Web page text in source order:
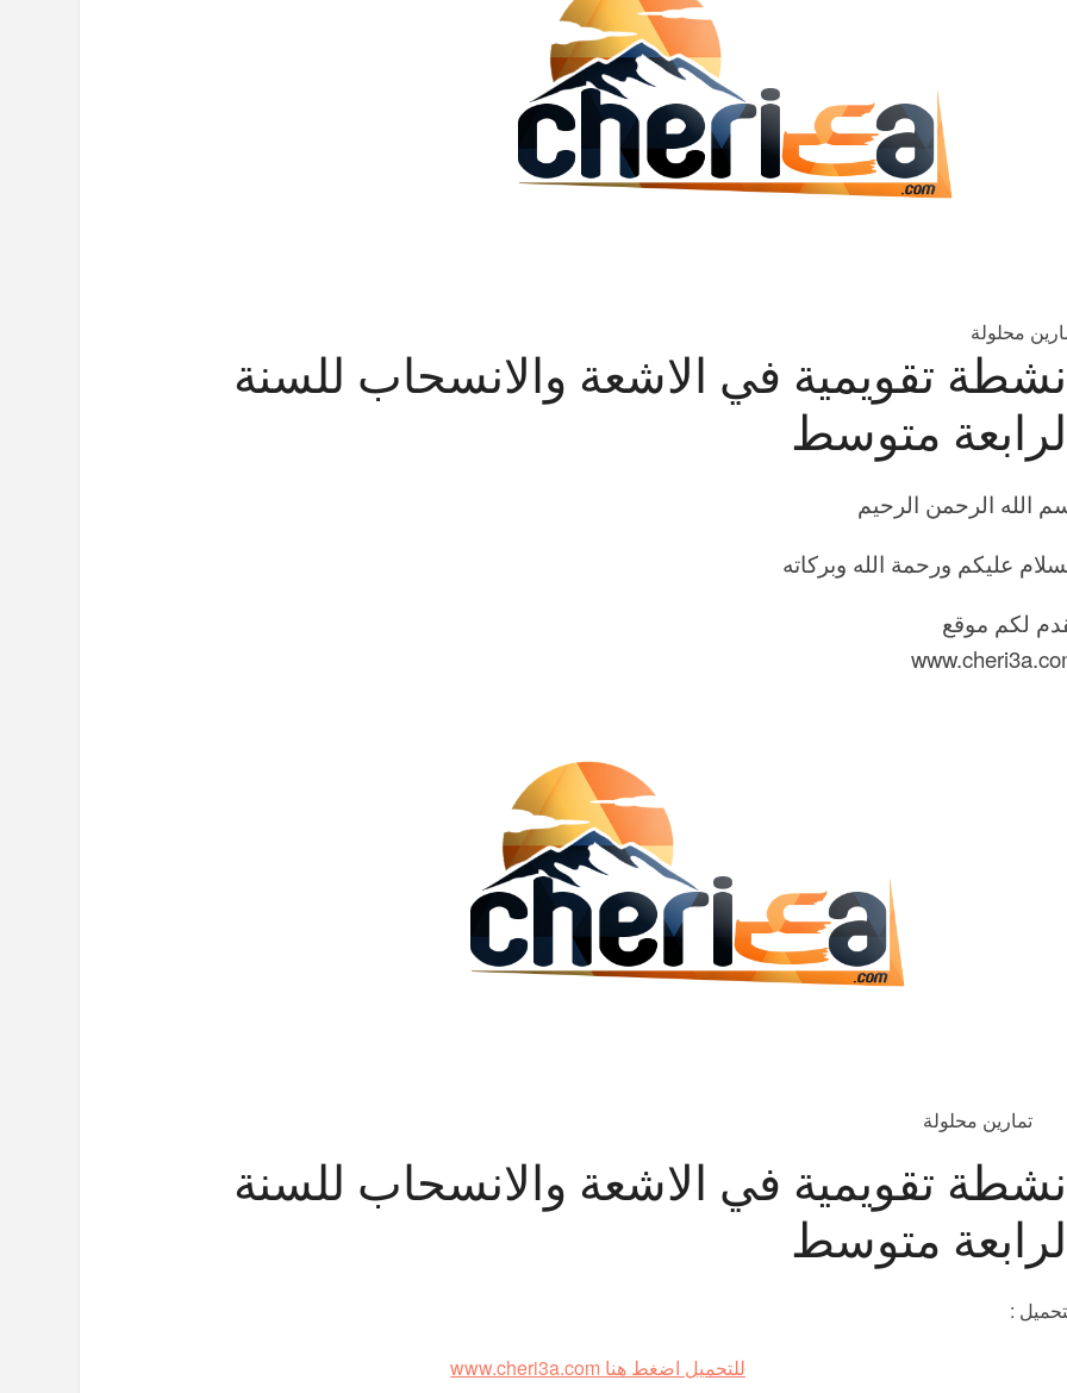
محلولة
تقويمية في الاشعة والانسحاب للسنة
متوسط
الله الرحمن الرحيم
عليكم ورحمة الله وبركاته
لكم موقع
تمارين محلولة
تقويمية في الاشعة والانسحاب للسنة
متوسط
:
للتحميل اضغط هنا www.cheri3a.com